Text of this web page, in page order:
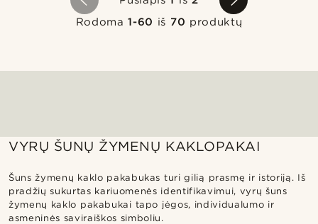
Rodoma1-60 iš 70 produktų
VYRŲ ŠUNŲ ŽYMENŲ KAKLOPAKAI
Šuns žymenų kaklo pakabukas turi gilią prasmę ir istoriją. Iš
pradžių sukurtas kariuomenės identifikavimui, vyrų šuns
žymenų kaklo pakabukai tapo jėgos, individualumo ir
asmeninės saviraiškos simboliu.